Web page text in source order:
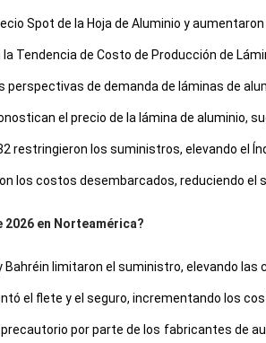
Spot de la Hoja de Aluminio y aumentaron
Tendencia de Costo de Producción de
de demanda de láminas de
el precio de la lámina de aluminio,
restringieron los suministros, elevando el
los costos desembarcados, reduciendo el
2026 en Norteamérica?
limitaron el suministro, elevando las
el flete y el seguro, incrementando los
por parte de los fabricantes de